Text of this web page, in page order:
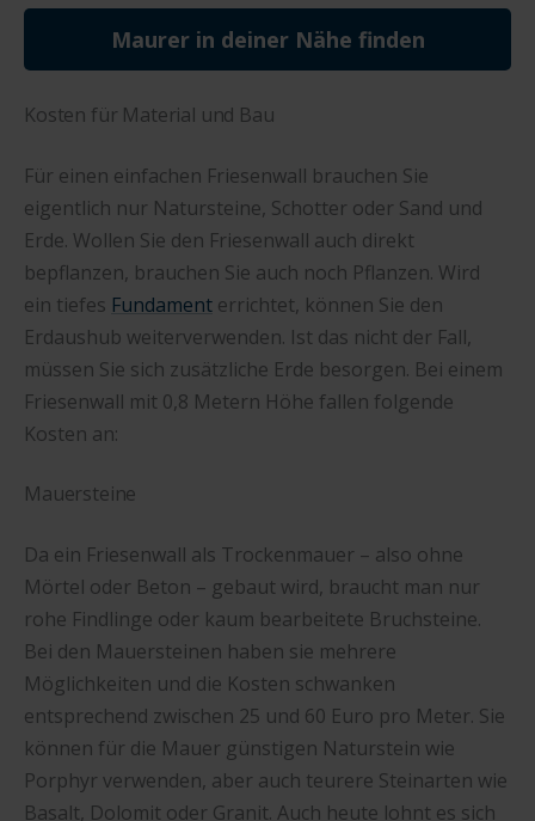
Maurer in deiner Nähe finden
Kosten für Material und Bau
Für einen einfachen Friesenwall brauchen Sie
eigentlich nur Natursteine, Schotter oder Sand und
Erde. Wollen Sie den Friesenwall auch direkt
bepflanzen, brauchen Sie auch noch Pflanzen. Wird
ein tiefes Fundament errichtet, können Sie den
Erdaushub weiterverwenden. Ist das nicht der Fall,
müssen Sie sich zusätzliche Erde besorgen. Bei einem
Friesenwall mit 0,8 Metern Höhe fallen folgende
Kosten an:
Mauersteine
Da ein Friesenwall als Trockenmauer – also ohne
Mörtel oder Beton – gebaut wird, braucht man nur
rohe Findlinge oder kaum bearbeitete Bruchsteine.
Bei den Mauersteinen haben sie mehrere
Möglichkeiten und die Kosten schwanken
entsprechend zwischen 25 und 60 Euro pro Meter. Sie
können für die Mauer günstigen Naturstein wie
Porphyr verwenden, aber auch teurere Steinarten wie
Basalt, Dolomit oder Granit. Auch heute lohnt es sich